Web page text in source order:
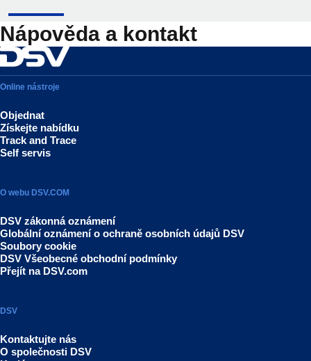
Nápověda a kontakt
Online nástroje
Objednat
Získejte nabídku
Track and Trace
Self servis
O webu DSV.COM
DSV zákonná oznámení
Globální oznámení o ochraně osobních údajů DSV
Soubory cookie
DSV Všeobecné obchodní podmínky
Přejít na DSV.com
DSV
Kontaktujte nás
O společnosti DSV